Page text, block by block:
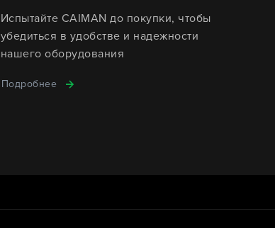
Испытайте CAIMAN до покупки, чтобы
убедиться в удобстве и надежности
нашего оборудования
Подробнее